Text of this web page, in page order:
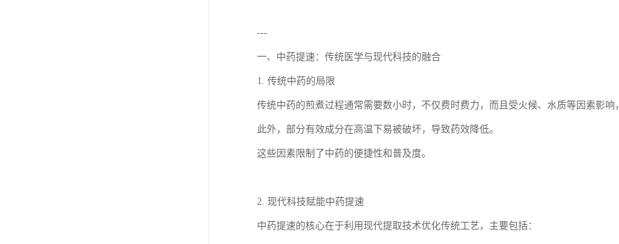
---
一、中药提速：传统医学与现代科技的融合
1. 传统中药的局限
传统中药的煎煮过程通常需要数小时，不仅费时费力，而且受火候、水质等因素影响
此外，部分有效成分在高温下易被破坏，导致药效降低。
这些因素限制了中药的便捷性和普及度。
2. 现代科技赋能中药提速
中药提速的核心在于利用现代提取技术优化传统工艺，主要包括：